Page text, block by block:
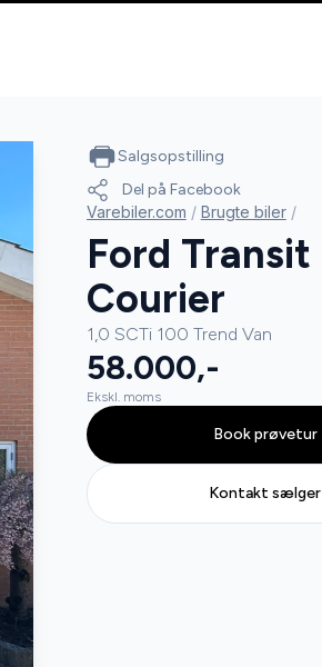
Salgsopstilling
Del på Facebook
Varebiler.com / Brugte biler /
Ford Transit
Courier
1,0 SCTi 100 Trend Van
58.000,-
Ekskl. moms
Book prøvetur
Kontakt sælger